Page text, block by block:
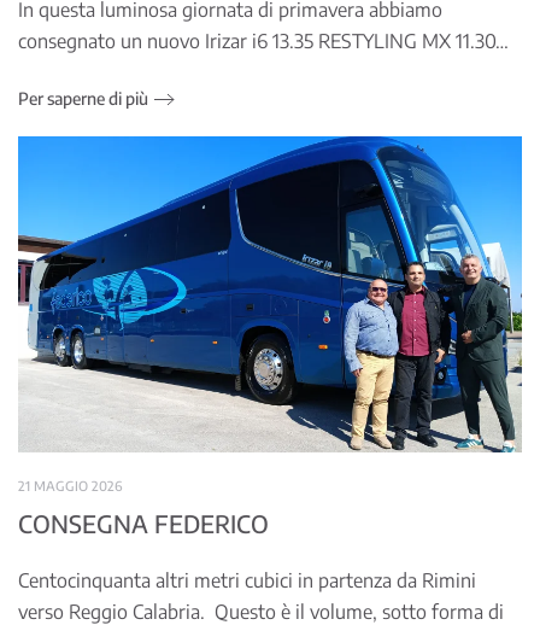
In questa luminosa giornata di primavera abbiamo
consegnato un nuovo Irizar i6 13.35 RESTYLING MX 11.30…
Per saperne di più
21 MAGGIO 2026
CONSEGNA FEDERICO
Centocinquanta altri metri cubici in partenza da Rimini
verso Reggio Calabria. Questo è il volume, sotto forma di